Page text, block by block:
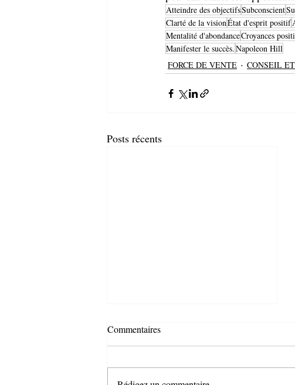
Atteindre des objectifsSubconscient
Clarté de la visionÉtat d'esprit positif
Mentalité d'abondanceCroyances
Manifester le succès.Napoleon Hill
FORCE DE VENTE
CONSEIL
Posts récents
Commentaires